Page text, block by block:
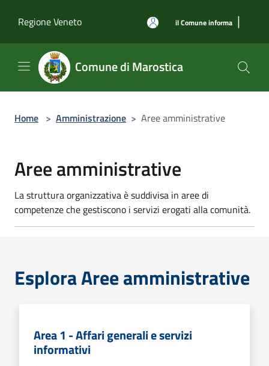
Regione Veneto
il Comune informa |
Comune di Marostica
Home > Amministrazione > Aree amministrative
Aree amministrative
La struttura organizzativa è suddivisa in aree di
competenze che gestiscono i servizi erogati alla comunità.
Esplora Aree amministrative
Area 1 - Affari generali e servizi
informativi